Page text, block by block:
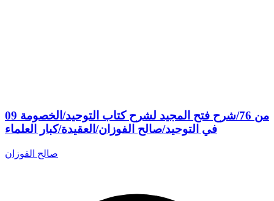
09 من 76/شرح فتح المجيد لشرح كتاب التوحيد/الخصومة
في التوحيد/صالح الفوزان/العقيدة/كبار العلماء
صالح الفوزان